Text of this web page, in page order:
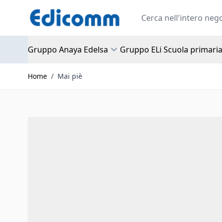
Search
Gruppo Anaya Edelsa Gruppo ELi Scuola primaria
Home / Mai piè